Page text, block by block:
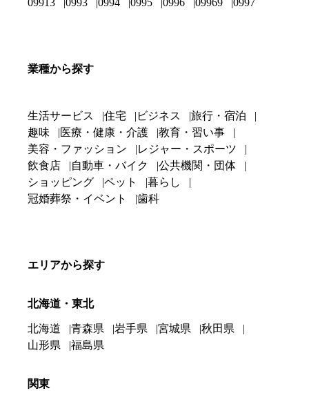
09913
0993 0994 0995 0996 09969 0997
業種から探す
生活サービス 住宅 ビジネス
旅行・宿泊
趣味
医療・健康・介護
教育・習い事
美容・ファッション
レジャー・スポーツ
飲食店
自動車・バイク
公共機関・団体
ショッピング
ペット
暮らし
冠婚葬祭・イベント
歯科
エリアから探す
北海道・東北
北海道 青森県 岩手県 宮城県
秋田県
山形県
福島県
関東